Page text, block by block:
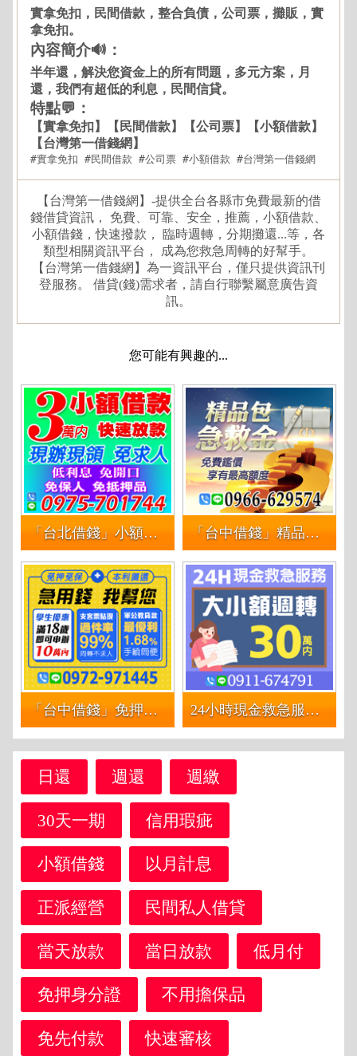
實拿免扣，民間借款，整合負債，公司票，攤販，實
拿免扣。
內容簡介🔊：
半年還，解決您資金上的所有問題，多元方案，月
還，我們有超低的利息，民間信貸。
特點💬：
【實拿免扣】【民間借款】【公司票】【小額借款】
【台灣第一借錢網】
#實拿免扣 #民間借款 #公司票 #小額借款 #台灣第一借錢網
【台灣第一借錢網】-提供全台各縣市免費最新的借
錢借貸資訊， 免費、可靠、安全，推薦，小額借款、
小額借錢，快速撥款， 臨時週轉，分期攤還...等，各
類型相關資訊平台， 成為您救急周轉的好幫手。
【台灣第一借錢網】為一資訊平台，僅只提供資訊刊
登服務。 借貸(錢)需求者，請自行聯繫屬意廣告資
訊。
您可能有興趣的...
「台北借錢」小額借款 快速撥款 現辦現領 免求人 | 低利息 免求人 免開口 免保人 免抵押品 借3萬內 「台中借錢」精品包 急救金 | 免費鑑價 享有最高額度「台灣第一借錢網」
「台中借錢」免押免保 本利攤還 急用錢 我幫您 | 支客票貼現 周轉不求人 學生 軍公教 最優利「台灣第一借錢網」 24小時現金救急服務 大小額週轉 | 30萬內 資金需求債務整合周轉找我
日還 週還 週繳
30天一期 信用瑕疵
小額借錢 以月計息
正派經營 民間私人借貸
當天放款 當日放款 低月付
免押身分證 不用擔保品
免先付款 快速審核